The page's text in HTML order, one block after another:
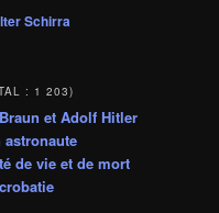
Schirra
: 1 203)
et Adolf Hitler
astronaute
de vie et de mort